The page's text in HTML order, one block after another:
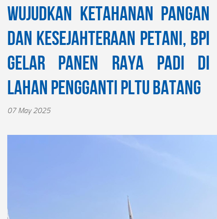
Wujudkan Ketahanan Pangan
dan Kesejahteraan Petani, BPI
Gelar Panen Raya Padi di
Lahan Pengganti PLTU Batang
07 May 2025